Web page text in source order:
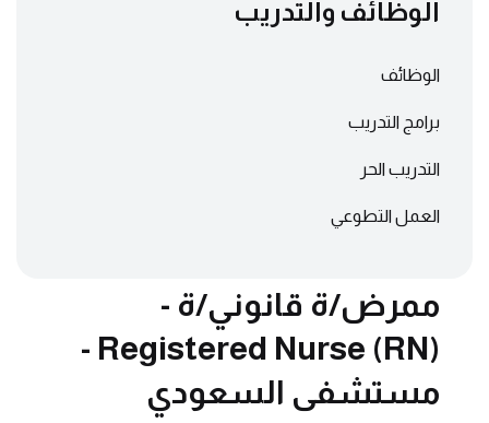
الوظائف والتدريب
الوظائف
برامج التدريب
التدريب الحر
العمل التطوعي
ممرض/ة قانوني/ة -
Registered Nurse (RN) -
مستشفى السعودي